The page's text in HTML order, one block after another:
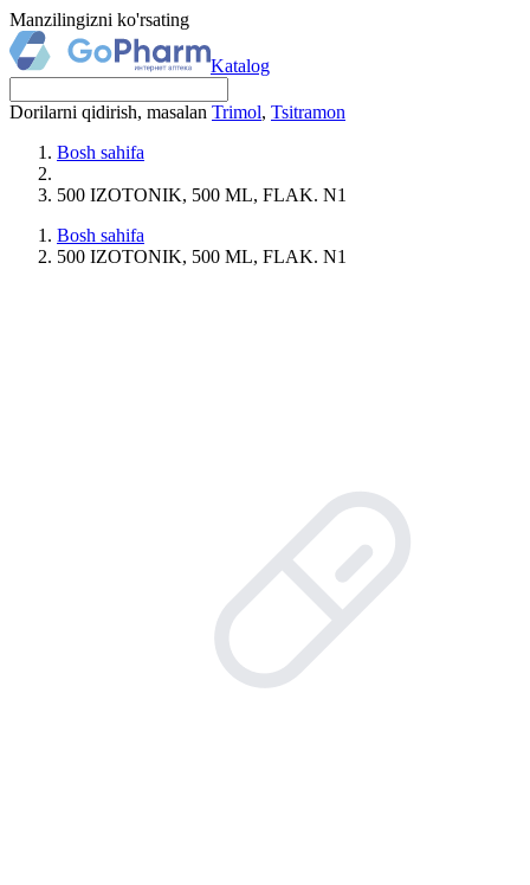
Manzilingizni ko'rsating
Katalog
Dorilarni qidirish, masalan Trimol, Tsitramon
Bosh sahifa
500 IZOTONIK, 500 ML, FLAK. N1
Bosh sahifa
500 IZOTONIK, 500 ML, FLAK. N1